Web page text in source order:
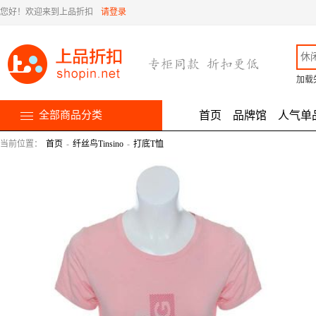
您好！欢迎来到上品折扣 请登录
加载
全部商品分类 首页 品牌馆 人气单
当前位置： 首页 - 纤丝鸟Tinsino - 打底T恤